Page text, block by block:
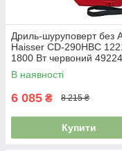
Дриль-шуруповерт без
Haisser СD-290HBС
1800 Вт червоний
В наявності
6 085 ₴ 8 215 ₴
Купити